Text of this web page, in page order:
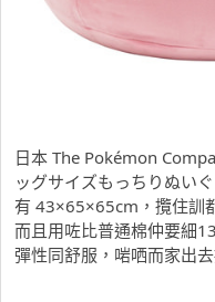
日本 The Pokémon
ッグサイズもっちりぬい
有 43×65×65cm，攬住訓
而且用咗比普通棉仲要細
彈性同舒服，啱哂而家出